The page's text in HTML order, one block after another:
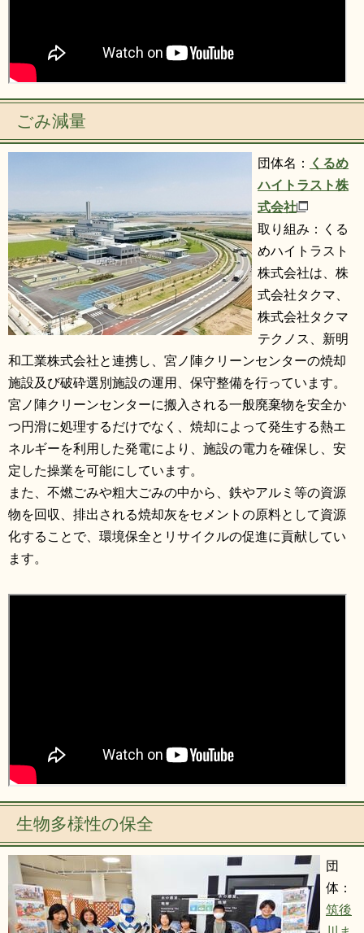
ごみ減量
団体名：
くるめ
ハイトラスト株
式会社
取り組み：くる
めハイトラスト
株式会社は、株
式会社タクマ、
株式会社タクマ
テクノス、新明
和工業株式会社と連携し、宮ノ陣クリーンセンターの焼却
施設及び破砕選別施設の運用、保守整備を行っています。
宮ノ陣クリーンセンターに搬入される一般廃棄物を安全か
つ円滑に処理するだけでなく、焼却によって発生する熱エ
ネルギーを利用した発電により、施設の電力を確保し、安
定した操業を可能にしています。
また、不燃ごみや粗大ごみの中から、鉄やアルミ等の資源
物を回収、排出される焼却灰をセメントの原料として資源
化することで、環境保全とリサイクルの促進に貢献してい
ます。
生物多様性の保全
団
体：
筑後